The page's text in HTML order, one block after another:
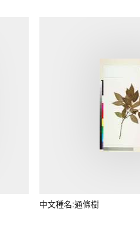
中文種名:通條樹